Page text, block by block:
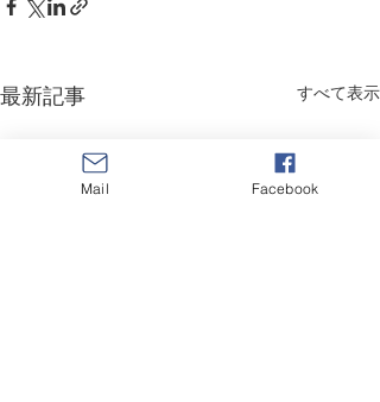
最新記事 すべて表示
Mail Facebook